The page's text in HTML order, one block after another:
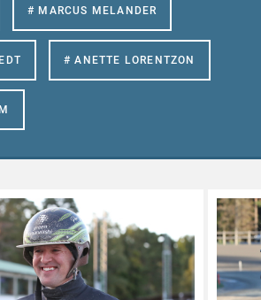
# MARCUS MELANDER
# ANETTE LORENTZON